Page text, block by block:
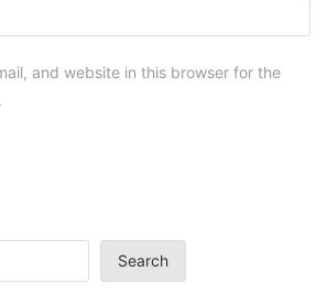
and website in this browser for the
Search